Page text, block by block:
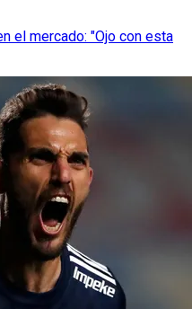
el mercado: "Ojo con esta